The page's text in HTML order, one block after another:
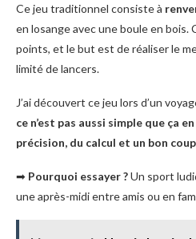
Ce jeu traditionnel consiste à
en losange avec une boule en bois.
points, et le but est de réaliser le
limité de lancers.
J’ai découvert ce jeu lors d’un
ce n’est pas aussi simple que ça en
précision, du calcul et un bon
➡ Pourquoi essayer ?Un sport
une après-midi entre amis ou en